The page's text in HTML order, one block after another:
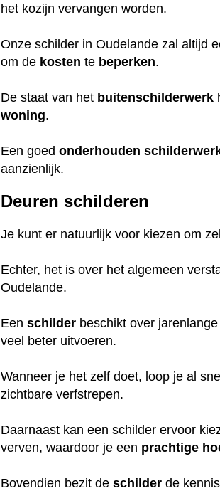
het kozijn vervangen worden.
Onze schilder in Oudelande zal altijd
om de kosten te beperken.
De staat van het buitenschilderwerk
woning.
Een goedonderhouden
aanzienlijk.
Deuren schilderen
Je kunt er natuurlijk voor kiezen om
Echter, het is over het algemeen
Oudelande.
Eenschilder beschikt over
veel beter uitvoeren.
Wanneer je het zelf doet, loop je al
zichtbare verfstrepen.
Daarnaast kan een schilder ervoor
verven, waardoor je een prachtige
Bovendien bezit deschilder de